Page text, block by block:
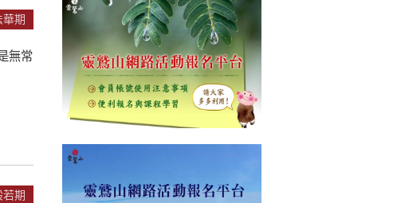
無常
期
期